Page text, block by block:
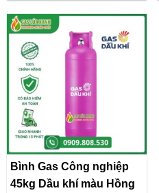
Bình Gas Công nghiệp
45kg Dầu khí màu Hồng